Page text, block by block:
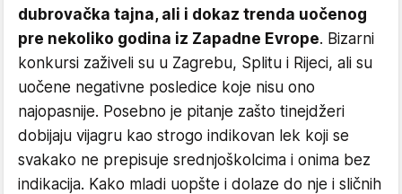
dubrovačka tajna, ali i dokaz trenda uočenog
pre nekoliko godina iz Zapadne Evrope. Bizarni
konkursi zaživeli su u Zagrebu, Splitu i Rijeci, ali su
uočene negativne posledice koje nisu ono
najopasnije. Posebno je pitanje zašto tinejdžeri
dobijaju vijagru kao strogo indikovan lek koji se
svakako ne prepisuje srednjoškolcima i onima bez
indikacija. Kako mladi uopšte i dolaze do nje i sličnih